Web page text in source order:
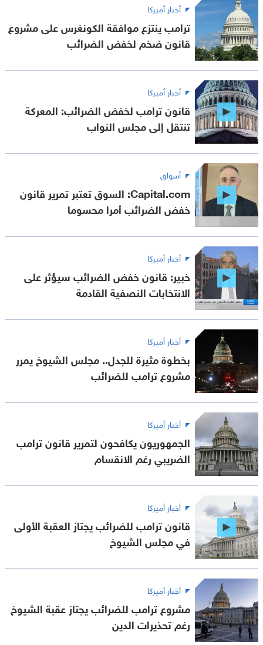
أخبار أميركا
ترامب ينتزع موافقة الكونغرس على مشروع
قانون ضخم لخفض الضرائب
أخبار أميركا
قانون ترامب لخفض الضرائب: المعركة
تنتقل إلى مجلس النواب
أسواق
Capital.com: السوق تعتبر تمرير قانون
خفض الضرائب أمرا محسوما
أخبار أميركا
خبير: قانون خفض الضرائب سيؤثر على
الانتخابات النصفية القادمة
أخبار أميركا
بخطوة مثيرة للجدل.. مجلس الشيوخ يمرر
مشروع ترامب للضرائب
أخبار أميركا
الجمهوريون يكافحون لتمرير قانون ترامب
الضريبي رغم الانقسام
أخبار أميركا
قانون ترامب للضرائب يجتاز العقبة الأولى
في مجلس الشيوخ
أخبار أميركا
مشروع ترامب للضرائب يجتاز عقبة الشيوخ
رغم تحذيرات الدين